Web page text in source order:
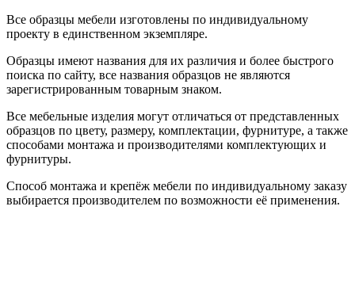
Все образцы мебели изготовлены по индивидуальному
проекту в единственном экземпляре.
Образцы имеют названия для их различия и более быстрого
поиска по сайту, все названия образцов не являются
зарегистрированным товарным знаком.
Все мебельные изделия могут отличаться от представленных
образцов по цвету, размеру, комплектации, фурнитуре, а также
способами монтажа и производителями комплектующих и
фурнитуры.
Способ монтажа и крепёж мебели по индивидуальному заказу
выбирается производителем по возможности её применения.